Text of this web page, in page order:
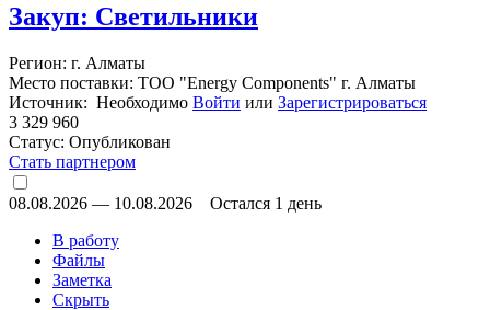
Закуп: Светильники
Регион: г. Алматы
Место поставки: ТОО "Energy Components" г. Алматы
Источник: Необходимо Войти или Зарегистрироваться
3 329 960
Статус: Опубликован
Стать партнером
08.08.2026 — 10.08.2026
Остался 1 день
В работу
Файлы
Заметка
Скрыть